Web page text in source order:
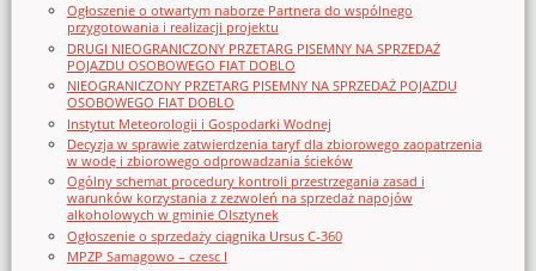
Ogłoszenie o otwartym naborze Partnera do wspólnego
przygotowania i realizacji projektu
DRUGI NIEOGRANICZONY PRZETARG PISEMNY NA SPRZEDAŻ
POJAZDU OSOBOWEGO FIAT DOBLO
NIEOGRANICZONY PRZETARG PISEMNY NA SPRZEDAŻ POJAZDU
OSOBOWEGO FIAT DOBLO
Instytut Meteorologii i Gospodarki Wodnej
Decyzja w sprawie zatwierdzenia taryf dla zbiorowego zaopatrzenia
w wodę i zbiorowego odprowadzania ścieków
Ogólny schemat procedury kontroli przestrzegania zasad i
warunków korzystania z zezwoleń na sprzedaż napojów
alkoholowych w gminie Olsztynek
Ogłoszenie o sprzedaży ciągnika Ursus C-360
MPZP Samagowo – czesc I